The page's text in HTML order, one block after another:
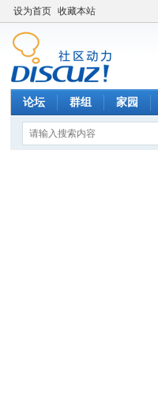
设为首页 收藏本站
论坛 群组 家园